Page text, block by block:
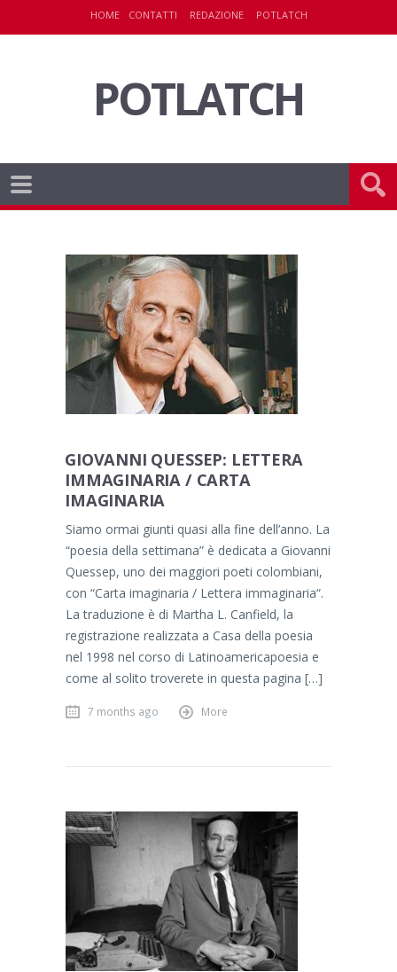
HOME CONTATTI REDAZIONE POTLATCH
POTLATCH
GIOVANNI QUESSEP: LETTERA
IMMAGINARIA / CARTA
IMAGINARIA
Siamo ormai giunti quasi alla fine dell’anno. La
“poesia della settimana” è dedicata a Giovanni
Quessep, uno dei maggiori poeti colombiani,
con “Carta imaginaria / Lettera immaginaria“.
La traduzione è di Martha L. Canfield, la
registrazione realizzata a Casa della poesia
nel 1998 nel corso di Latinoamericapoesia e
come al solito troverete in questa pagina […]
7 months ago More